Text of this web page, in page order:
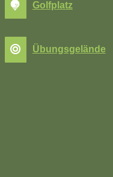
Golfplatz
Übungsgelände